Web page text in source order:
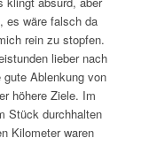
es wäre falsch da
rein zu stopfen.
lieber nach
gute Ablenkung von
höhere Ziele. Im
Stück durchhalten
Kilometer waren